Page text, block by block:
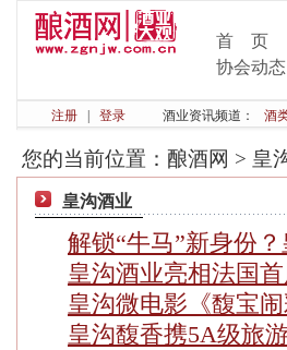
首 页
协会动态
注册 登录 酒业资讯频道： 酒
您的当前位置： 酿酒网 > 皇
皇沟酒业
解锁“牛马”新身份
皇沟酒业亮相法国
皇沟微电影《馥宝
皇沟馥香携5A级旅